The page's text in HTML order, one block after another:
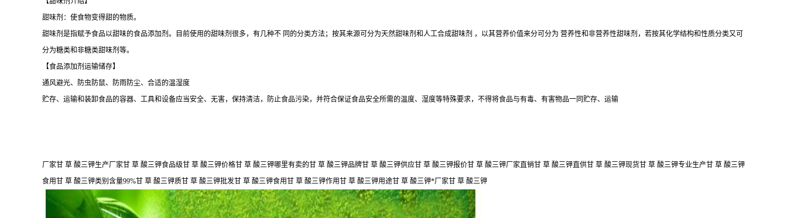
甜味剂：使食物变得甜的物质。
甜味剂是指赋予食品以甜味的食品添加剂。目前使用的甜味剂很多，有几种不 同的分类方法；按其来源可分为天然甜味剂和人工合成甜味剂 ，以其营养价值来分可分为 营养性和非营养性甜味剂，若按其化学结构和性质分类又可
分为糖类和非糖类甜味剂等。
【食品添加剂运输储存】
通风避光、防虫防鼠、防雨防尘、合适的温湿度
贮存、运输和装卸食品的容器、工具和设备应当安全、无害，保持清洁，防止食品污染，并符合保证食品安全所需的温度、湿度等特殊要求，不得将食品与有毒、有害物品一同贮存、运输
厂家甘 草 酸三钾生产厂家甘 草 酸三钾食品级甘 草 酸三钾价格甘 草 酸三钾哪里有卖的甘 草 酸三钾品牌甘 草 酸三钾供应甘 草 酸三钾报价甘 草 酸三钾厂家直销甘 草 酸三钾直供甘 草 酸三钾现货甘 草 酸三钾专业生产甘 草 酸三钾
食用甘 草 酸三钾类别含量99%甘 草 酸三钾质甘 草 酸三钾批发甘 草 酸三钾食用甘 草 酸三钾作用甘 草 酸三钾用途甘 草 酸三钾*厂家甘 草 酸三钾